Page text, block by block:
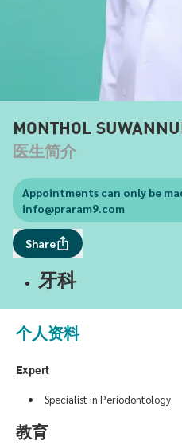
MONTHOL
医生简介
Appointments can only be
info@praram9.com
Share
牙科
个人资料
Expert
Specialist in Periodontology
教育